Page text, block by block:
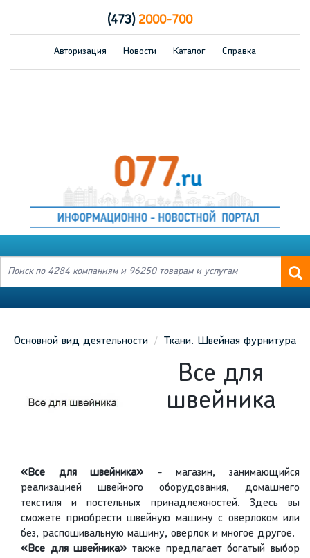
(473)2000-700
Авторизация Новости Каталог Справка
Основной вид деятельности Ткани. Швейная фурнитура
Все для
швейника
«Все для швейника» - магазин, занимающийся
реализацией швейного оборудования, домашнего
текстиля и постельных принадлежностей. Здесь вы
сможете приобрести швейную машину с оверлоком или
без, распошивальную машину, оверлок и многое другое.
«Все для швейника» также предлагает богатый выбор